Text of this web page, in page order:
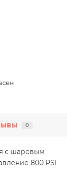
0
с шаровым
800 PSI